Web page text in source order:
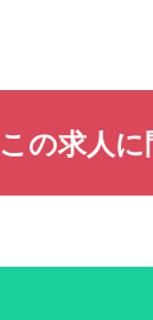
この求人